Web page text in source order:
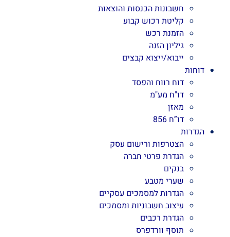
חשבונות הכנסות והוצאות
קליטת רכוש קבוע
הזמנת רכש
גיליון הזנה
ייבוא/ייצוא קבצים
דוחות
דוח רווח והפסד
דו"ח מע"מ
מאזן
דו”ח 856
הגדרות
הצטרפות ורישום עסק
הגדרת פרטי חברה
בנקים
שערי מטבע
הגדרות למסמכים עסקיים
עיצוב חשבוניות ומסמכים
הגדרת רכבים
תוסף וורדפרס